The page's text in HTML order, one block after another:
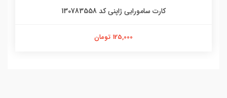
کارت سامورایی ژاپنی کد 130783558
125,000 تومان